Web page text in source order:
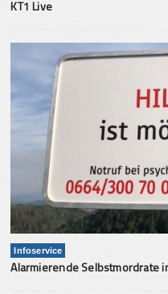
KT1 Live
Infoservice
Alarmierende Selbstmordrate